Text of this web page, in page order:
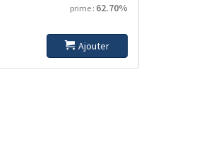
prime : 62.70%
Ajouter